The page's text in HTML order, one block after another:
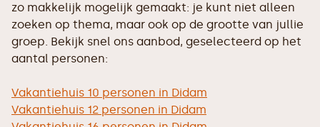
zo makkelijk mogelijk gemaakt: je kunt niet alleen
zoeken op thema, maar ook op de grootte van jullie
groep. Bekijk snel ons aanbod, geselecteerd op het
aantal personen:
Vakantiehuis 10 personen in Didam
Vakantiehuis 12 personen in Didam